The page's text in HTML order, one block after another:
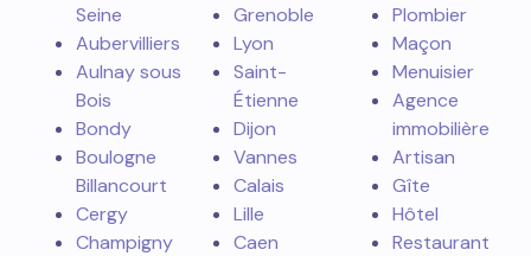
Seine
Aubervilliers
Aulnay sous
Bois
Bondy
Boulogne
Billancourt
Cergy
Champigny
Grenoble
Lyon
Saint-
Étienne
Dijon
Vannes
Calais
Lille
Caen
Plombier
Maçon
Menuisier
Agence
immobilière
Artisan
Gîte
Hôtel
Restaurant